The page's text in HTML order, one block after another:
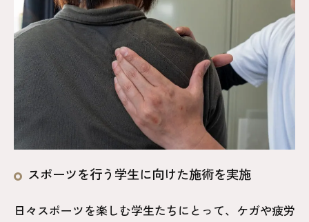
スポーツを行う学生に向けた施術を実施
日々スポーツを楽しむ学生たちにとって、ケガや疲労